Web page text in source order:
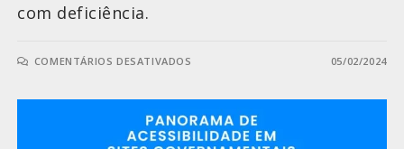
com deficiência.
COMENTÁRIOS DESATIVADOS 05/02/2024